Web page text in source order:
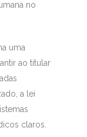
no
uma
ao titular
a lei
claros.